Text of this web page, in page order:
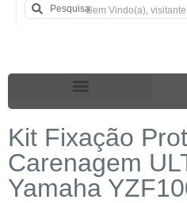
Bem Vindo(a),
Kit Fixação
Carenagem
Yamaha